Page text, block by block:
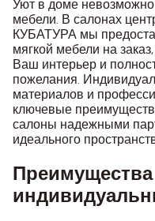
Уют в доме невозможно
мебели. В салонах
КУБАТУРА мы
мягкой мебели на
Ваш интерьер и
пожелания.
материалов и
ключевые
салоны надежными
идеального